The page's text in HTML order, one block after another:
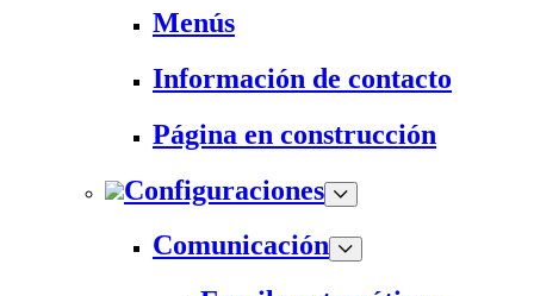
Menús
Información de contacto
Página en construcción
Configuraciones
Comunicación